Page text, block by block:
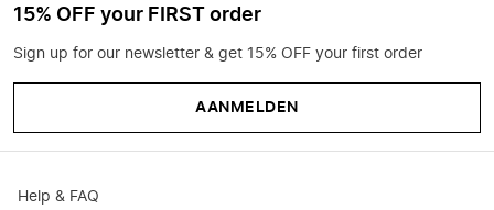
15% OFF your FIRST order
Sign up for our newsletter & get 15% OFF your first order
AANMELDEN
Help & FAQ